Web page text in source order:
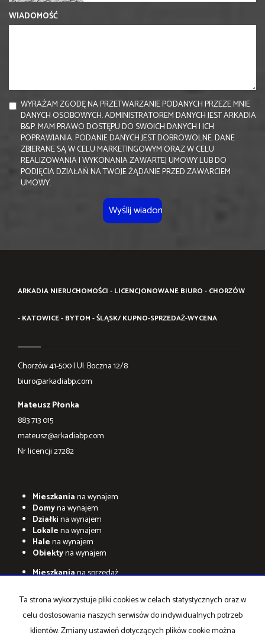
WIADOMOŚĆ
WYRAŻAM ZGODĘ NA PRZETWARZANIE PODANYCH PRZEZE MNIE
DANYCH OSOBOWYCH. ADMINISTRATOREM DANYCH JEST ARKADIA
B&P. MAM PRAWO DOSTĘPU DO SWOICH DANYCH I ICH
POPRAWIANIA. PODANIE DANYCH JEST DOBROWOLNE. DANE
ZBIERANE SĄ W CELU MARKETINGOWYM ORAZ W CELU
REALIZOWANIA I WYKONANIA ZAWARTEJ UMOWY LUB DO
PODJĘCIA DZIAŁAŃ NA TWOJE ŻĄDANIE PRZED ZAWARCIEM
UMOWY.
ARKADIA NIERUCHOMOŚCI - LICENCJONOWANE BIURO - CHORZÓW
- KATOWICE - BYTOM - ŚLĄSK/ KUPNO-SPRZEDAŻ-WYCENA
Chorzów 41-500 | Ul. Boczna 12/8
biuro@arkadiabp.com
Mateusz Płonka
883 713 015
mateusz@arkadiabp.com
Nr licencji 27282
Mieszkaniana wynajem
Domyna wynajem
Działkina wynajem
Lokalena wynajem
Halena wynajem
Obiektyna wynajem
Mieszkaniana sprzedaż
Działkina sprzedaż
Lokalena sprzedaż
Halena sprzedaż
Obiektyna sprzedaż
Ta strona wykorzystuje pliki cookies w celach statystycznych oraz w
celu dostosowania naszych serwisów do indywidualnych potrzeb
klientów. Zmiany ustawień dotyczących plików cookie można